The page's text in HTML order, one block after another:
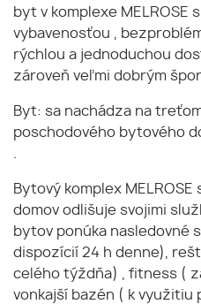
byt v komplexe MELROSE
vybavenosťou ,
rýchlou a jednoduchou
zároveň veľmi dobrým
Byt: sa nachádza na
poschodového bytového
Bytový komplex
domov odlišuje svojimi
bytov ponúka nasledovné
dispozícií 24 h denne),
celého týždňa) , fitness (
vonkajší bazén ( k využitiu